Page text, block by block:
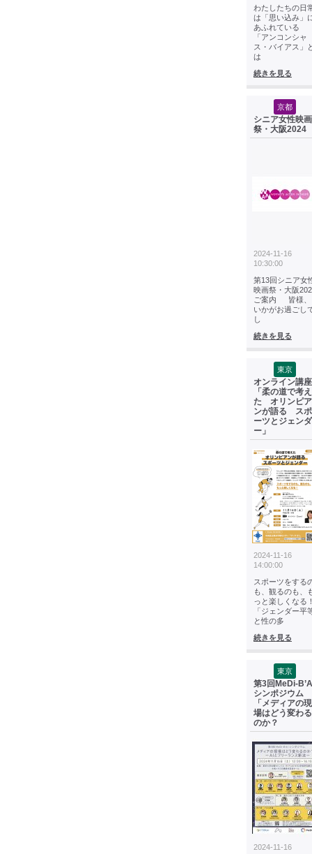
わたしたちの日
は「思い込み」
あふれている
「アンコンシャ
ス・バイアス」
は
続きを見る
京都
シニア女性映画
祭・大阪2024
2024-11-16
10:30:00
第13回シニア女
映画祭・大阪
ご案内 皆様、
いかがお過ごし
し
続きを見る
東京
オンライン講座
「柔の道で考え
た オリンピア
ンが語る スポ
ーツとジェンダ
ー」
2024-11-16
14:00:00
スポーツをする
も、観るのも、
っと楽しくなる
「ジェンダー平
と性の多
続きを見る
東京
第3回MeDi-
シンポジウム
「メディアの現
場はどう変わる
のか？
2024-11-16